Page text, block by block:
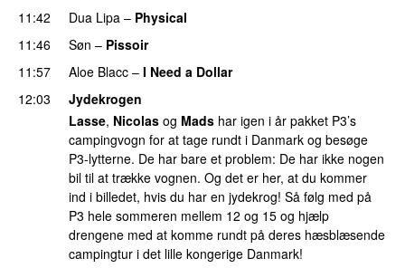
11:42
Dua Lipa – Physical
11:46
Søn – Pissoir
11:57 Aloe Blacc – I Need a Dollar
12:03
Jydekrogen
Lasse, Nicolas og Mads har igen i år pakket P3’s
campingvogn for at tage rundt i Danmark og besøge
P3-lytterne. De har bare et problem: De har ikke nogen
bil til at trække vognen. Og det er her, at du kommer
ind i billedet, hvis du har en jydekrog! Så følg med på
P3 hele sommeren mellem 12 og 15 og hjælp
drengene med at komme rundt på deres hæsblæsende
campingtur i det lille kongerige Danmark!